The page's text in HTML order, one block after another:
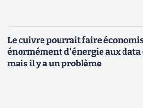
Le cuivre pourrait faire
énormément d'énergie aux data
mais il y a un problème